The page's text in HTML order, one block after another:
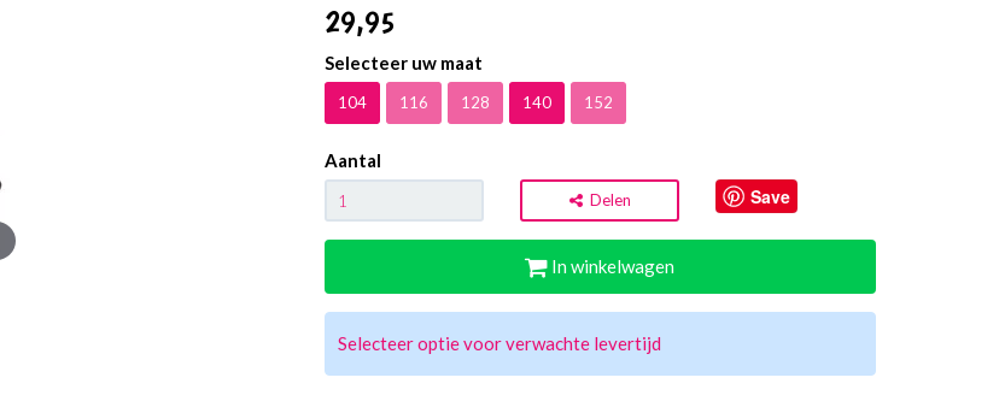
29,95
Selecteer uw maat
104 116 128 140 152
Aantal
Delen Save
In winkelwagen
Selecteer optie voor verwachte levertijd